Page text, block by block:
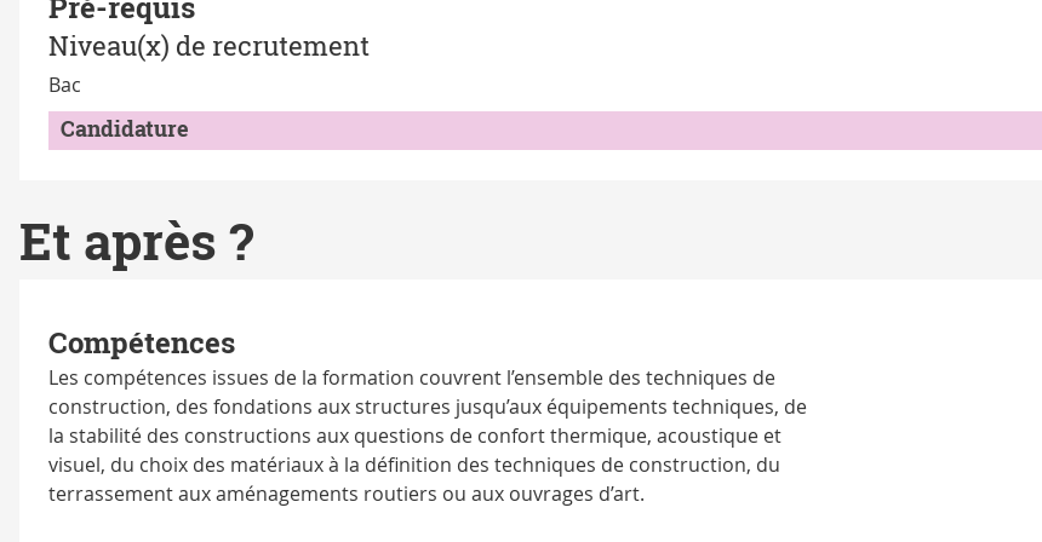
Niveau(x) de recrutement
Bac
Candidature
Et après ?
Compétences
Les compétences issues de la formation couvrent l’ensemble des techniques de
construction, des fondations aux structures jusqu’aux équipements techniques, de
la stabilité des constructions aux questions de confort thermique, acoustique et
visuel, du choix des matériaux à la définition des techniques de construction, du
terrassement aux aménagements routiers ou aux ouvrages d’art.